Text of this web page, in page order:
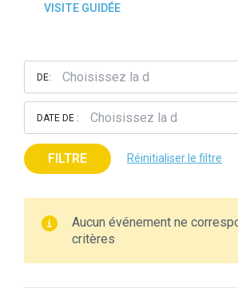
VISITE GUIDÉE
DE:
DATE DE :
FILTRE Réinitialiser le filtre
Aucun événement ne
critères